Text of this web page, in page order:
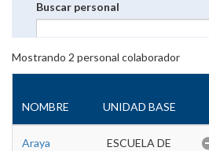
Buscar personal
Mostrando 2 personal colaborador
NOMBRE UNIDAD BASE
Araya
ESCUELA DE